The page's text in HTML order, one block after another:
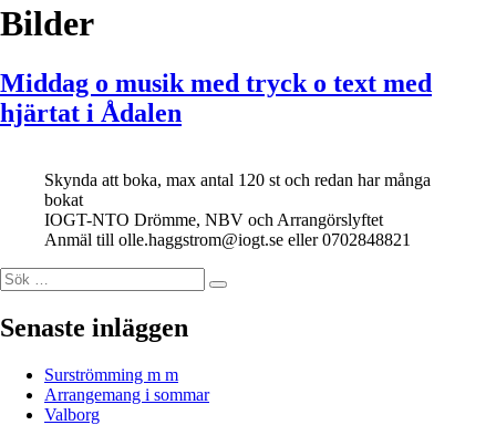
Bilder
Middag o musik med tryck o text med
hjärtat i Ådalen
Skynda att boka, max antal 120 st och redan har många
bokat
IOGT-NTO Drömme, NBV och Arrangörslyftet
Anmäl till olle.haggstrom@iogt.se eller 0702848821
Sök
efter:
Sök
Senaste inläggen
Surströmming m m
Arrangemang i sommar
Valborg